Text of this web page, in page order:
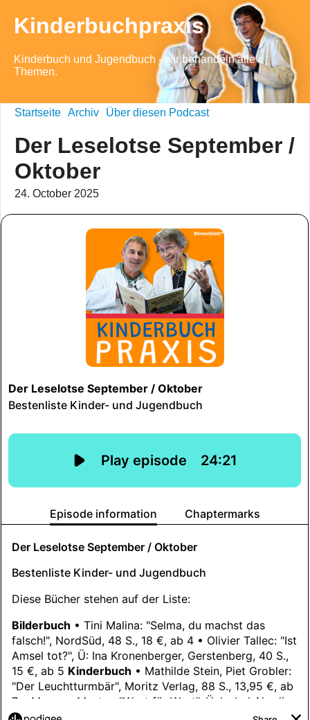
Kinderbuchpraxis
Kinderbuch und Jugendbuch - wir behandeln alle
Themen.
Startseite Archiv Über diesen Podcast
Der Leselotse September /
Oktober
24. October 2025